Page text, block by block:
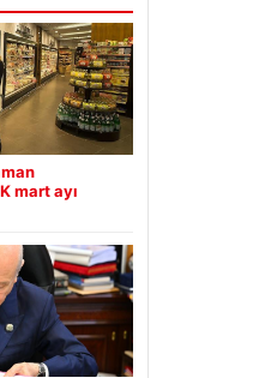
mart ayı